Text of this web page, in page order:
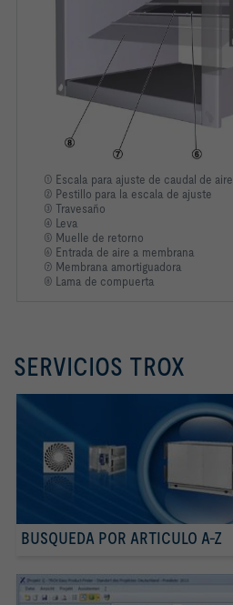
① Escala para ajuste de caudal de aire
② Pestillo para la escala de ajuste
③ Travesaño
④ Leva
⑤ Muelle de retorno
⑥ Entrada de aire a membrana
⑦ Membrana amortiguadora
⑧ Lama de compuerta
SERVICIOS TROX
BUSQUEDA POR ARTICULO A-Z